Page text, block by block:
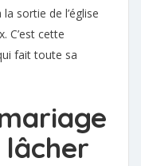
sortie de l’église
C’est cette
fait toute sa